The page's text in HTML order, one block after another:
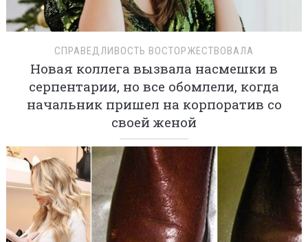
СПРАВЕДЛИВОСТЬ ВОСТОРЖЕСТВОВАЛА
Новая коллега вызвала насмешки в
серпентарии, но все обомлели, когда
начальник пришел на корпоратив со
своей женой